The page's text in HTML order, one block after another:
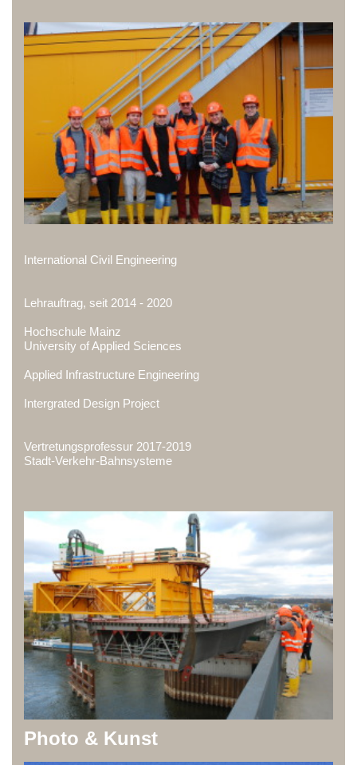
International Civil Engineering
Lehrauftrag, seit 2014 - 2020
Hochschule Mainz
University of Applied Sciences
Applied Infrastructure Engineering
Intergrated Design Project
Vertretungsprofessur 2017-2019
Stadt-Verkehr-Bahnsysteme
Photo & Kunst